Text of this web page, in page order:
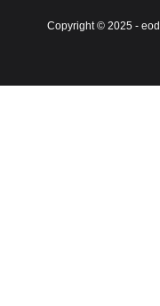
Copyright © 2025 -